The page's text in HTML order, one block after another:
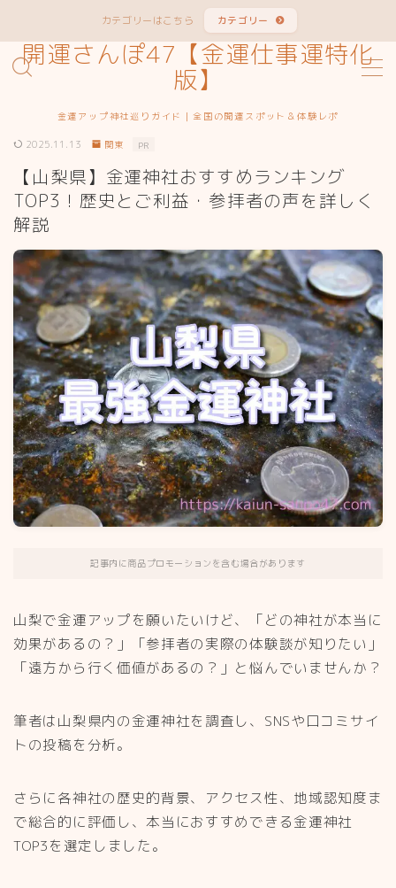
カテゴリーはこちら カテゴリー
開運さんぽ47【金運仕事運特化
版】
金運アップ神社巡りガイド｜全国の開運スポット＆体験レポ
MENU
サイトマップ
お問い合わせ
カテゴリー
2025.11.13 関東 PR
【山梨県】金運神社おすすめランキング
TOP3！歴史とご利益・参拝者の声を詳しく
解説
記事内に商品プロモーションを含む場合があります
山梨で金運アップを願いたいけど、「どの神社が本当に
効果があるの？」「参拝者の実際の体験談が知りたい」
「遠方から行く価値があるの？」と悩んでいませんか？
筆者は山梨県内の金運神社を調査し、SNSや口コミサイ
トの投稿を分析。
さらに各神社の歴史的背景、アクセス性、地域認知度ま
で総合的に評価し、本当におすすめできる金運神社
TOP3を選定しました。